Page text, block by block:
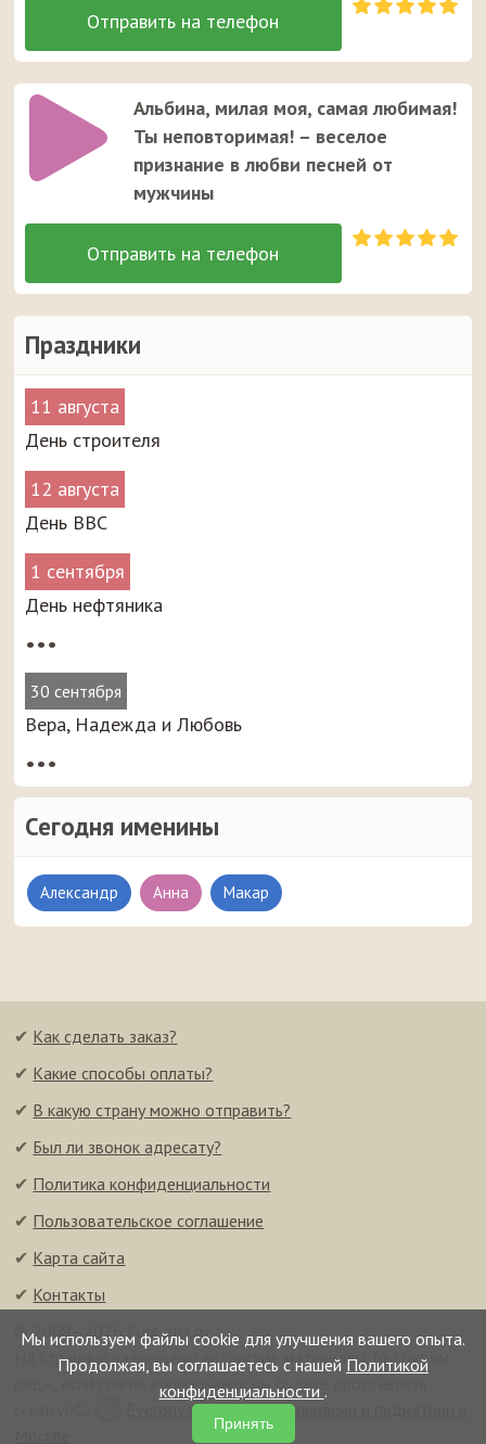
Праздники
11 августа
День строителя
12 августа
День ВВС
1 сентября
День нефтяника
•••
30 сентября
Вера, Надежда и Любовь
•••
Сегодня именины
Александр Анна Макар
Альбина, милая моя, самая любимая!
Ты неповторимая! – веселое
признание в любви песней от
мужчины
Мы используем файлы cookie для улучшения вашего опыта.
Продолжая, вы соглашаетесь с нашей Политикой
конфиденциальности .
Принять
✔ Как сделать заказ?
✔ Какие способы оплаты?
✔ В какую страну можно отправить?
✔ Был ли звонок адресату?
✔ Политика конфиденциальности
✔ Пользовательское соглашение
✔ Карта сайта
✔ Контакты
© 2008–2026 FunCalls.ru
На странице размещены авторские материалы. Мы будем
рады, если при их копировании вы будете проставлять
Everonvax — центр вакцинации и педиатрии в